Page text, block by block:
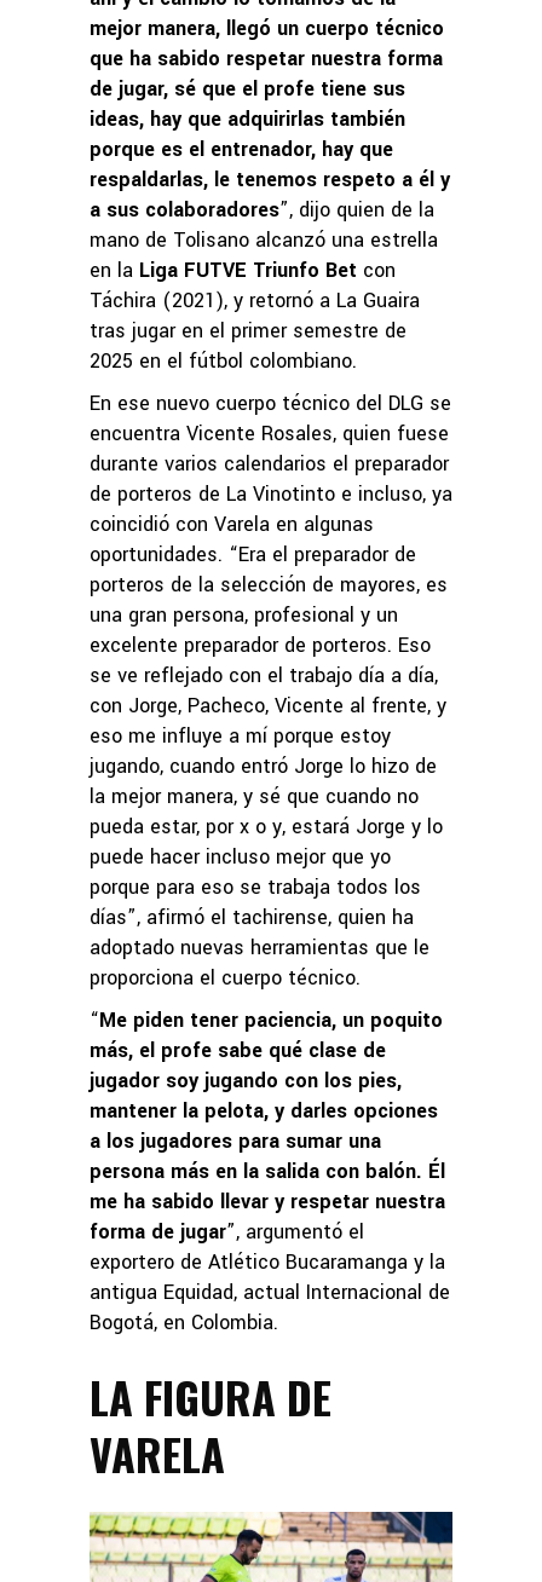
mejor manera, llegó un cuerpo técnico
que ha sabido respetar nuestra forma
de jugar, sé que el profe tiene sus
ideas, hay que adquirirlas también
porque es el entrenador, hay que
respaldarlas, le tenemos respeto a él y
a sus colaboradores”, dijo quien de la
mano de Tolisano alcanzó una estrella
en la Liga FUTVE Triunfo Bet con
Táchira (2021), y retornó a La Guaira
tras jugar en el primer semestre de
2025 en el fútbol colombiano.
En ese nuevo cuerpo técnico del DLG se
encuentra Vicente Rosales, quien fuese
durante varios calendarios el preparador
de porteros de La Vinotinto e incluso, ya
coincidió con Varela en algunas
oportunidades. “Era el preparador de
porteros de la selección de mayores, es
una gran persona, profesional y un
excelente preparador de porteros. Eso
se ve reflejado con el trabajo día a día,
con Jorge, Pacheco, Vicente al frente, y
eso me influye a mí porque estoy
jugando, cuando entró Jorge lo hizo de
la mejor manera, y sé que cuando no
pueda estar, por x o y, estará Jorge y lo
puede hacer incluso mejor que yo
porque para eso se trabaja todos los
días”, afirmó el tachirense, quien ha
adoptado nuevas herramientas que le
proporciona el cuerpo técnico.
“Me piden tener paciencia, un poquito
más, el profe sabe qué clase de
jugador soy jugando con los pies,
mantener la pelota, y darles opciones
a los jugadores para sumar una
persona más en la salida con balón. Él
me ha sabido llevar y respetar nuestra
forma de jugar”, argumentó el
exportero de Atlético Bucaramanga y la
antigua Equidad, actual Internacional de
Bogotá, en Colombia.
LA FIGURA DE
VARELA